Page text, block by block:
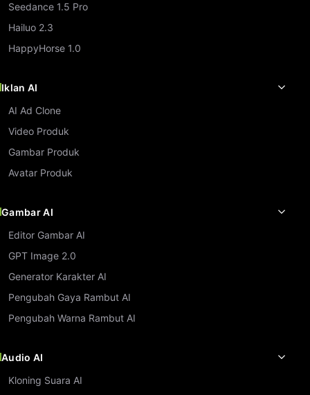
Gambar AI
Editor Gambar AI
GPT Image 2.0
Generator Karakter AI
Pengubah Gaya Rambut AI
Pengubah Warna Rambut AI
Audio AI
Kloning Suara AI
Seedance 1.5 Pro
Hailuo 2.3
HappyHorse 1.0
Iklan AI
AI Ad Clone
Video Produk
Gambar Produk
Avatar Produk